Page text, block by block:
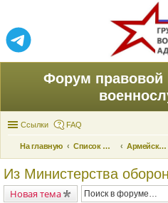
Форум
Ссылки FAQ
На главную Список форумов Армейские новости
Из Министерства
Новая тема